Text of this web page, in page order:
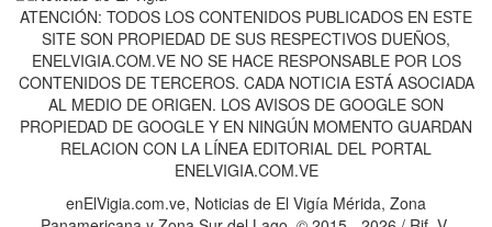
ATENCIÓN: TODOS LOS CONTENIDOS PUBLICADOS EN ESTE
SITE SON PROPIEDAD DE SUS RESPECTIVOS DUEÑOS,
ENELVIGIA.COM.VE NO SE HACE RESPONSABLE POR LOS
CONTENIDOS DE TERCEROS. CADA NOTICIA ESTÁ ASOCIADA
AL MEDIO DE ORIGEN. LOS AVISOS DE GOOGLE SON
PROPIEDAD DE GOOGLE Y EN NINGÚN MOMENTO GUARDAN
RELACION CON LA LÍNEA EDITORIAL DEL PORTAL
ENELVIGIA.COM.VE
enElVigia.com.ve, Noticias de El Vigía Mérida, Zona